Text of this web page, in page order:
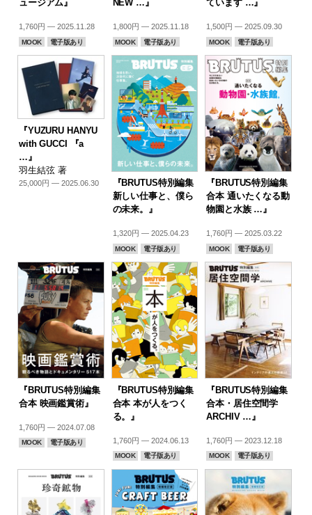
ュージアム』
1,760円 — 2025.11.28
MOOK 電子版あり
NEW …』
1,800円 — 2025.11.18
MOOK 電子版あり
ています …』
1,500円 — 2025.09.30
MOOK 電子版あり
『YUZURU HANYU
with GUCCI 『a
…』
羽生結弦 著
25,000円 — 2025.06.30
『BRUTUS特別編集
新しい仕事と、僕ら
の未来。』
1,320円 — 2025.04.23
MOOK 電子版あり
『BRUTUS特別編集
合本 通いたくなる動
物園と水族 …』
1,760円 — 2025.03.22
MOOK 電子版あり
『BRUTUS特別編集
合本 映画鑑賞術』
1,760円 — 2024.07.08
MOOK 電子版あり
『BRUTUS特別編集
合本 本が人をつく
る。』
1,760円 — 2024.06.13
MOOK 電子版あり
『BRUTUS特別編集
合本・居住空間学
ARCHIV …』
1,760円 — 2023.12.18
MOOK 電子版あり